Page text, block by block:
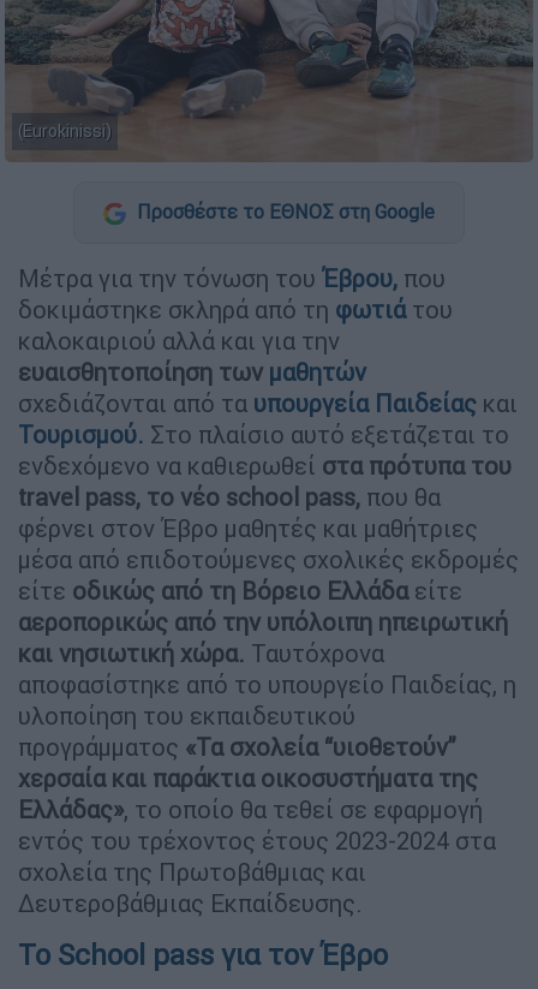
(Eurokinissi)
Προσθέστε το ΕΘΝΟΣ στη Google
Μέτρα για την τόνωση του Έβρου, που
δοκιμάστηκε σκληρά από τη φωτιάτου
καλοκαιριού αλλά και για την
ευαισθητοποίηση των μαθητών
σχεδιάζονται από τα υπουργεία Παιδείας και
Τουρισμού. Στο πλαίσιο αυτό εξετάζεται το
ενδεχόμενο να καθιερωθεί στα πρότυπα του
travel pass, το νέο school pass, που θα
φέρνει στον Έβρο μαθητές και μαθήτριες
μέσα από επιδοτούμενες σχολικές εκδρομές
είτε οδικώς από τη Βόρειο Ελλάδαείτε
αεροπορικώς από την υπόλοιπη ηπειρωτική
και νησιωτική χώρα. Ταυτόχρονα
αποφασίστηκε από το υπουργείο Παιδείας, η
υλοποίηση του εκπαιδευτικού
προγράμματος «Τα σχολεία “υιοθετούν”
χερσαία και παράκτια οικοσυστήματα της
Ελλάδας», το οποίο θα τεθεί σε εφαρμογή
εντός του τρέχοντος έτους 2023-2024 στα
σχολεία της Πρωτοβάθμιας και
Δευτεροβάθμιας Εκπαίδευσης.
Το School pass για τον Έβρο